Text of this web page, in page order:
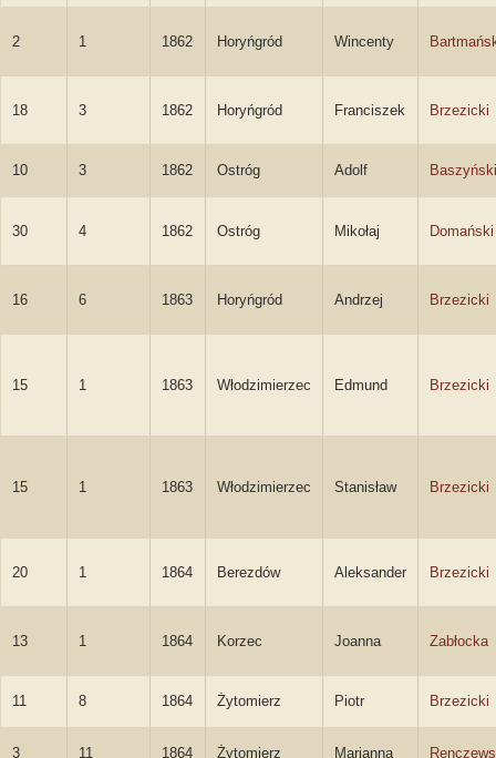
2 1 1862 Horyńgród Wincenty
18 3 1862 Horyńgród Franciszek Brzezicki
10 3 1862 Ostróg Adolf Baszyński
30 4 1862 Ostróg Mikołaj Domański
16 6 1863 Horyńgród Andrzej Brzezicki
15 1 1863 Włodzimierzec Edmund Brzezicki
15 1 1863 Włodzimierzec Stanisław Brzezicki
20 1 1864 Berezdów Aleksander Brzezicki
13 1 1864 Korzec Joanna Zabłocka
11 8 1864 Żytomierz Piotr Brzezicki
3 11 1864 Żytomierz Marianna